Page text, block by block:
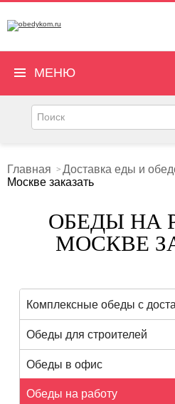
МЕНЮ
Главная Доставка еды и
Москве заказать
ОБЕДЫ НА
МОСКВЕ
Комплексные обеды с
Обеды для строителей
Обеды в офис
Обеды на работу